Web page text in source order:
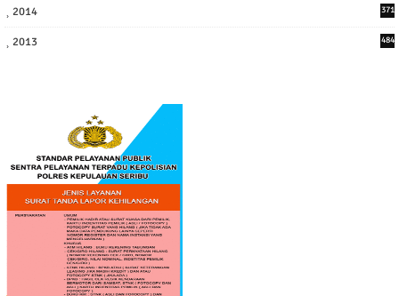
2014 371
2013 484